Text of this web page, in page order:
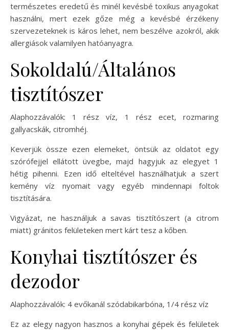
természetes eredetű és minél kevésbé toxikus anyagokat
használni, mert ezek gőze még a kevésbé érzékeny
szervezeteknek is káros lehet, nem beszélve azokról, akik
allergiások valamilyen hatóanyagra.
Sokoldalú/Általános
tisztítószer
Alaphozzávalók: 1 rész víz, 1 rész ecet, rozmaring
gallyacskák, citromhéj.
Keverjük össze ezen elemeket, öntsük az oldatot egy
szórófejjel ellátott üvegbe, majd hagyjuk az elegyet 1
hétig pihenni. Ezen idő elteltével használhatjuk a szert
kemény víz nyomait vagy egyéb mindennapi foltok
tisztítására.
Vigyázat, ne használjuk a savas tisztítószert (a citrom
miatt) gránitos felületeken mert kárt tesz a kőben.
Konyhai tisztítószer és
dezodor
Alaphozzávalók: 4 evőkanál szódabikarbóna, 1/4 rész víz
Ez az elegy nagyon hasznos a konyhai gépek és felületek